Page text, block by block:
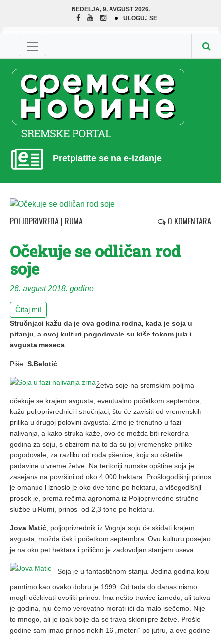
NEDELJA, 9. AVGUST 2026.
ULOGUJ SE
Pretplatite se na e-izdanje
POLJOPRIVREDA | RUMA 0 KOMENTARA
Očekuje se odličan rod
soje
26. avgust 2018. godine
Čitaj mi!
Stručnjaci kažu da je ova godina rodna, kada je soja u
pitanju, a ovoj kulturi pogodovale su kiše tokom jula i
avgusta meseca
Piše: S.Belotić
Žetva soje na sremskim poljima
očekuje se krajem avgusta, eventualno početkom septembra,
kažu poljoprivrednici i stručnjaci, što će zavisiti od vremenskih
prilika u drugoj polovini avgusta. Zrno je trenutno u fazi
nalivanja, a kako struka kaže, ovo će možda biti rekordna
godina za soju, s obzirom na to da su joj vremenske prilike
pogodovale, za razliku od roda pšenice, koju su oštetile
padavine u vreme žetve. Na teritoriji rumske opštine soja je
zasejana na površini od oko 4.000 hektara. Prošlogodišnji prinos
je omanuo i iznosio je oko dve tone po hektaru, a višegodišnji
prosek je, prema rečima agronoma iz Poljoprivredne stručne
službe u Rumi, prinos od 2,3 tone po hektaru.
Jova Matić , poljoprivrednik iz Vognja soju će skidati krajem
avgusta, možda čak i početkom septembra. Ovu kulturu posejao
je na oko pet hektara i prilično je zadovoljan stanjem useva.
– Soja je u fantastičnom stanju. Jedina godina koju
pamtimo kao ovako dobru je 1999. Od tada do danas nismo
mogli očekivati ovoliki prinos. Ima nešto travice između, ali takva
je godina, nju ćemo verovatno morati ići da malo isečemo. Nije
to mnogo, ali je ipak bolje da se trava skloni pre žetve. Prošle
godine sam imao prinos nekih 16 „meteri“ po jutru, a ove godine